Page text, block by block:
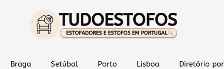
Braga Setúbal Porto Lisboa Diretório